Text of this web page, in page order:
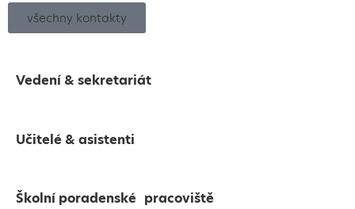
všechny kontakty
Vedení & sekretariát
Učitelé & asistenti
Školní poradenské pracoviště